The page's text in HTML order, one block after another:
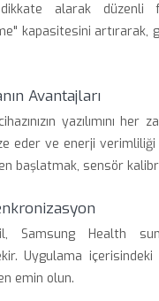
alarak düzenli
kapasitesini artırarak,
Avantajları
yazılımını her
eder ve enerji
başlatmak, sensör
Samsung Health
Uygulama içerisindeki
emin olun.